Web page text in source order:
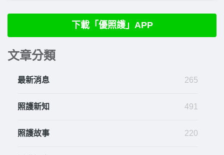
下載「優照護」APP
文章分類
最新消息 265
照護新知 491
照護故事 220